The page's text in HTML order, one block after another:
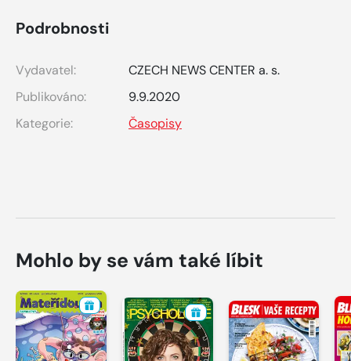
Podrobnosti
Vydavatel:
CZECH NEWS CENTER a. s.
Publikováno:
9.9.2020
Kategorie:
Časopisy
Mohlo by se vám také líbit